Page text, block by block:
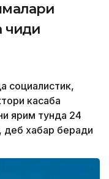
социалистик,
касаба
ярим тунда 24
деб хабар беради